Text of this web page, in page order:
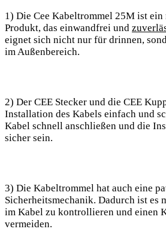
1) Die Cee Kabeltrommel 25M ist
Produkt, das einwandfrei und
eignet sich nicht nur für drinnen,
im Außenbereich.
2) Der CEE Stecker und die CEE
Installation des Kabels einfach und
Kabel schnell anschließen und die
sicher sein.
3) Die Kabeltrommel hat auch eine
Sicherheitsmechanik. Dadurch ist es
im Kabel zu kontrollieren und einen
vermeiden.